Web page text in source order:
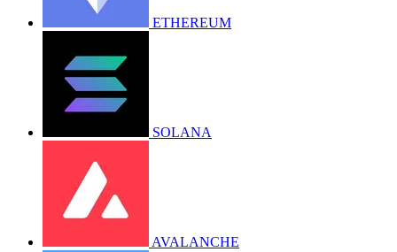
ETHEREUM
SOLANA
AVALANCHE